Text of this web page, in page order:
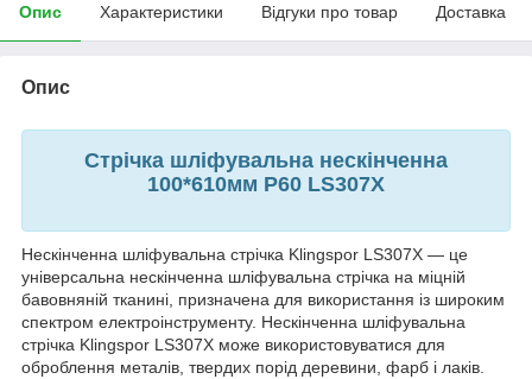
Опис Характеристики Відгуки про товар Доставка
Опис
Стрічка шліфувальна нескінченна
100*610мм Р60 LS307X
Нескінченна шліфувальна стрічка Klingspor LS307X — це
універсальна нескінченна шліфувальна стрічка на міцній
бавовняній тканині, призначена для використання із широким
спектром електроінструменту. Нескінченна шліфувальна
стрічка Klingspor LS307X може використовуватися для
оброблення металів, твердих порід деревини, фарб і лаків.